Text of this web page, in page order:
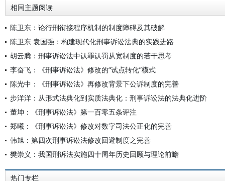
相同主题阅读
陈卫东：论行刑衔接程序机制的制度障碍及其破解
陈卫东 袁国强：构建现代化刑事诉讼法典的实践进路
胡云腾：刑事诉讼法中认罪认罚从宽制度的若干思考
李奋飞：《刑事诉讼法》修改的“试点转化”模式
陈光中：《刑事诉讼法》再修改背景下公诉制度的完善
步洋洋：从形式法典化到实质法典化：刑事诉讼法的法典化进阶
董坤：《刑事诉讼法》第一百零五条评注
郑曦：《刑事诉讼法》修改对数字司法公正化的完善
韩旭：第四次刑事诉讼法修改回避制度之完善
樊崇义：我国刑诉法实施四十周年历史回顾与理论前瞻
热门专栏